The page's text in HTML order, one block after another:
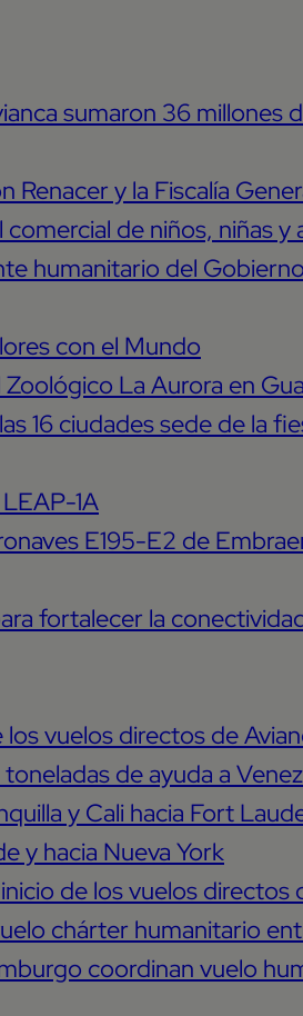
sumaron 36 millones
y la Fiscalía
de niños, niñas y
humanitario del
con el Mundo
La Aurora en
16 ciudades sede de la
1A
E195-E2 de
fortalecer la
vuelos directos de
de ayuda a
y Cali hacia Fort
y hacia Nueva York
de los vuelos directos
chárter humanitario
coordinan vuelo